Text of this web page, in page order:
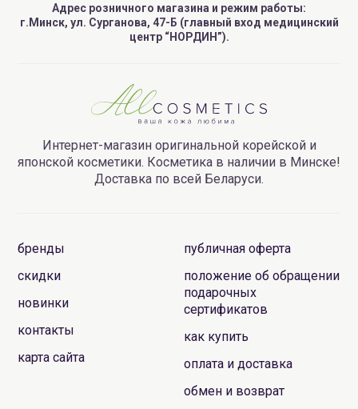
Адрес розничного магазина и режим работы:
г.Минск, ул. Сурганова, 47-Б (главный вход медицинский
центр “НОРДИН”).
Интернет-магазин оригинальной корейской и
японской косметики. Косметика в наличии в Минске!
Доставка по всей Беларуси.
бренды
скидки
новинки
контакты
карта сайта
публичная оферта
положение об обращении
подарочных
сертификатов
как купить
оплата и доставка
обмен и возврат